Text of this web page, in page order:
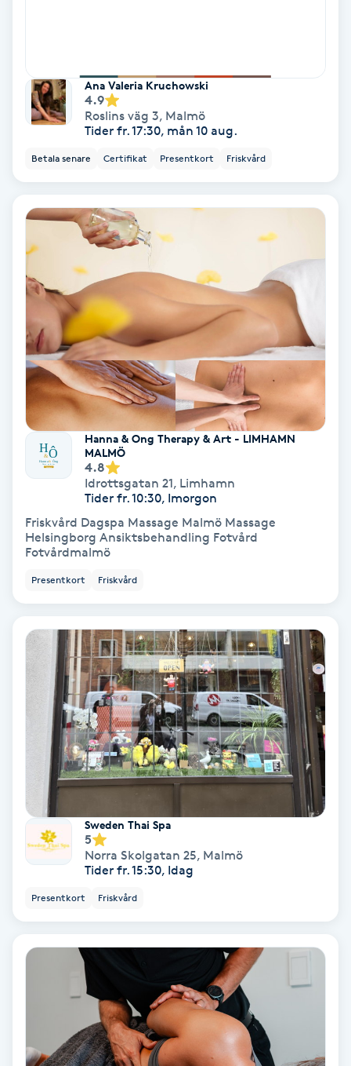
Paraffinbehandling
Permanent
Permanent hårborttagning
Permanent ögonbrynsmakeup
Personal shopper
Personlig tränare
Picolaser
Pigmentbehandling
Powder brows
Power Yoga
PRP (Platelet Rich Plasma)
PRX-T33
Psoriasis
Radiofrekvens
Reflexologi
Ana Valeria Kruchowski
4.9
Roslins väg 3, Malmö
Tider fr. 17:30, mån 10 aug.
Betala senare Certifikat Presentkort Friskvård
Hanna & Ong Therapy & Art - LIMHAMN
MALMÖ
4.8
Idrottsgatan 21, Limhamn
Tider fr. 10:30, Imorgon
Friskvård Dagspa Massage Malmö Massage
Helsingborg Ansiktsbehandling Fotvård
Fotvårdmalmö
Presentkort Friskvård
Sweden Thai Spa
5
Norra Skolgatan 25, Malmö
Tider fr. 15:30, Idag
Presentkort Friskvård